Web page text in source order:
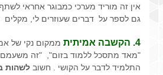
אין זה מוריד מערכי כמבוגר אחראי
גם לספר על דברים שעוזרים לי,
4. הקשבה אמיתית ממקום נקי של
"מאד מתסכל ללמוד בזום", "זה
התלמיד לדבר על הקושי . חשוב לשהות